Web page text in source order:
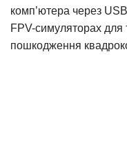
комп’ютера через
FPV-симуляторах для
пошкодження